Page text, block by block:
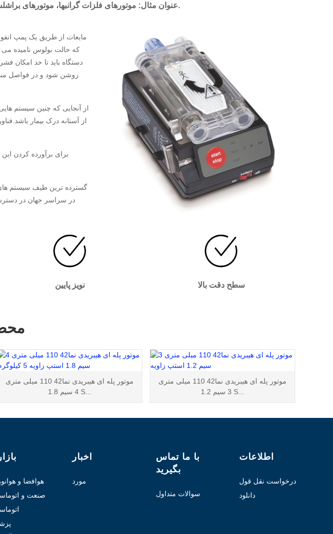
عنوان مثال: موتورهای فلزات گرانبها، موتورهای براشلس با فناوری 2 قطبی. یا موتورهای پله ای و دنده های مرتبط.
مایعات از طریق یک پمپ
که حالت بولوس نامیده می
روشن شود و در فواصل
از آنجایی که چنین سیستم
از آستانه درک بیمار
برای برآورده کردن این
در سراسر جهان در دسترس
نویز پایین سطح دقت بالا
موتور پله ای هیبریدی نما42 110 میلی متری
4 سیم 1.8 S...
موتور پله ای هیبریدی نما42 110 میلی متری
3 سیم 1.2 S...
هوافضا و
صنعت و
اخبار
مورد
با ما تماس
بگیرید
سوالات متداول
اطلاعات
درخواست نقل قول
دانلود